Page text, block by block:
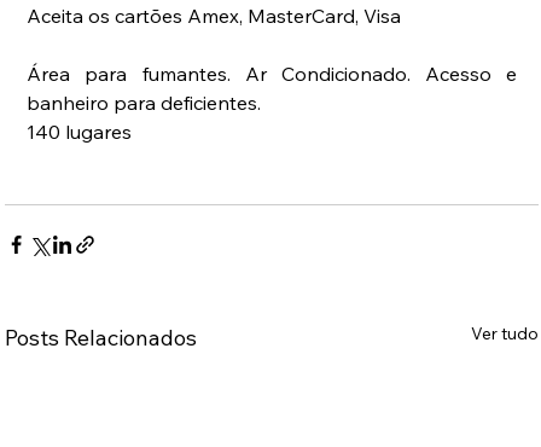
Aceita os cartões Amex, MasterCard, Visa
Área para fumantes. Ar Condicionado. Acesso e
banheiro para deficientes.
140 lugares
Posts Relacionados Ver tudo